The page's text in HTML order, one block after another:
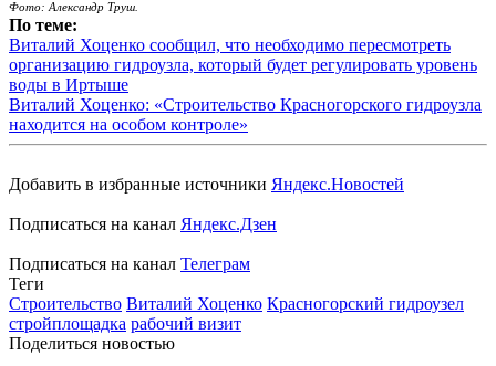
Фото: Александр Труш.
По теме:
Виталий Хоценко сообщил, что необходимо пересмотреть
организацию гидроузла, который будет регулировать уровень
воды в Иртыше
Виталий Хоценко: «Строительство Красногорского гидроузла
находится на особом контроле»
Добавить в избранные источники Яндекс.Новостей
Подписаться на канал Яндекс.Дзен
Подписаться на канал Телеграм
Теги
Строительство Виталий Хоценко Красногорский гидроузел
стройплощадка рабочий визит
Поделиться новостью